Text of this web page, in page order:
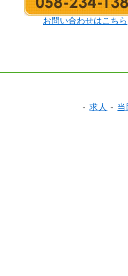
お問い合わせはこちら
- 求人 -